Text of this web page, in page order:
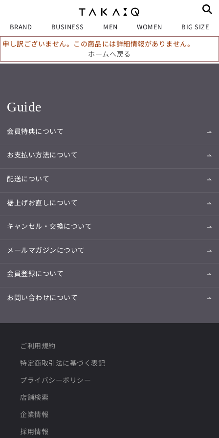
BRAND BUSINESS MEN WOMEN BIG SIZE
申し訳ございません。この商品には詳細情報がありません。
ホームへ戻る
Guide
会員特典について
お支払い方法について
配送について
裾上げお直しについて
キャンセル・交換について
メールマガジンについて
会員登録について
お問い合わせについて
ご利用規約
特定商取引法に基づく表記
プライバシーポリシー
店舗検索
企業情報
採用情報